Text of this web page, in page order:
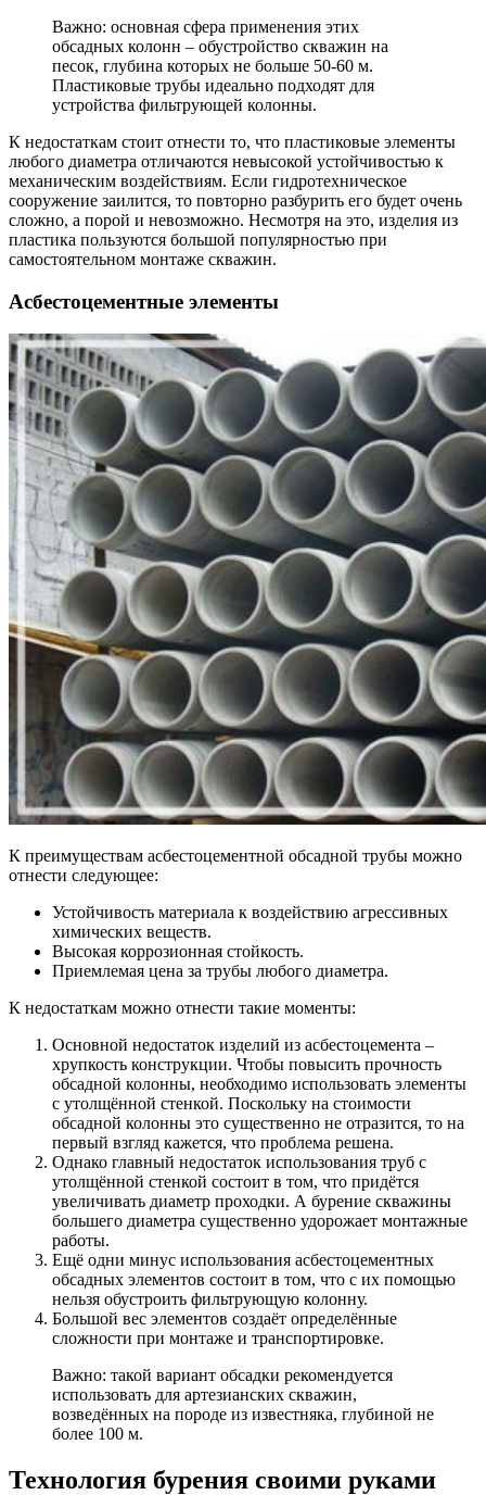
Важно: основная сфера применения этих
обсадных колонн – обустройство скважин на
песок, глубина которых не больше 50-60 м.
Пластиковые трубы идеально подходят для
устройства фильтрующей колонны.
К недостаткам стоит отнести то, что пластиковые элементы
любого диаметра отличаются невысокой устойчивостью к
механическим воздействиям. Если гидротехническое
сооружение заилится, то повторно разбурить его будет очень
сложно, а порой и невозможно. Несмотря на это, изделия из
пластика пользуются большой популярностью при
самостоятельном монтаже скважин.
Асбестоцементные элементы
К преимуществам асбестоцементной обсадной трубы можно
отнести следующее:
Устойчивость материала к воздействию агрессивных
химических веществ.
Высокая коррозионная стойкость.
Приемлемая цена за трубы любого диаметра.
К недостаткам можно отнести такие моменты:
Основной недостаток изделий из асбестоцемента –
хрупкость конструкции. Чтобы повысить прочность
обсадной колонны, необходимо использовать элементы
с утолщённой стенкой. Поскольку на стоимости
обсадной колонны это существенно не отразится, то на
первый взгляд кажется, что проблема решена.
Однако главный недостаток использования труб с
утолщённой стенкой состоит в том, что придётся
увеличивать диаметр проходки. А бурение скважины
большего диаметра существенно удорожает монтажные
работы.
Ещё одни минус использования асбестоцементных
обсадных элементов состоит в том, что с их помощью
нельзя обустроить фильтрующую колонну.
Большой вес элементов создаёт определённые
сложности при монтаже и транспортировке.
Важно: такой вариант обсадки рекомендуется
использовать для артезианских скважин,
возведённых на породе из известняка, глубиной не
более 100 м.
Технология бурения своими руками